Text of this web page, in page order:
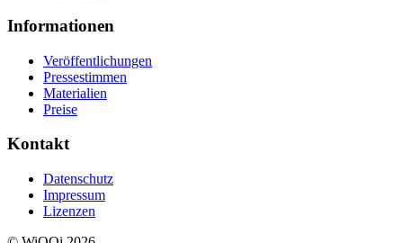
Informationen
Veröffentlichungen
Pressestimmen
Materialien
Preise
Kontakt
Datenschutz
Impressum
Lizenzen